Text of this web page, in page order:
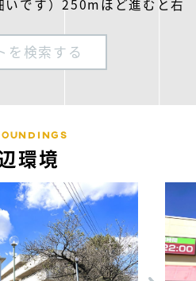
いです）250mほど進むと右
を検索する
環境